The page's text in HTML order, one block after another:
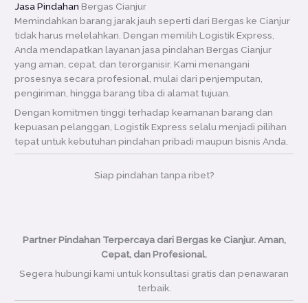
Jasa Pindahan Bergas Cianjur
Memindahkan barang jarak jauh seperti dari Bergas ke Cianjur
tidak harus melelahkan. Dengan memilih Logistik Express,
Anda mendapatkan layanan jasa pindahan Bergas Cianjur
yang aman, cepat, dan terorganisir. Kami menangani
prosesnya secara profesional, mulai dari penjemputan,
pengiriman, hingga barang tiba di alamat tujuan.
Dengan komitmen tinggi terhadap keamanan barang dan
kepuasan pelanggan, Logistik Express selalu menjadi pilihan
tepat untuk kebutuhan pindahan pribadi maupun bisnis Anda.
Siap pindahan tanpa ribet?
Partner Pindahan Terpercaya dari Bergas ke Cianjur. Aman,
Cepat, dan Profesional.
Segera hubungi kami untuk konsultasi gratis dan penawaran
terbaik.